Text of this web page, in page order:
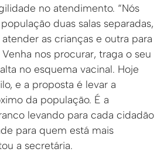
no atendimento. “Nós
duas salas separadas,
as crianças e outra para
nos procurar, traga o seu
no esquema vacinal. Hoje
e a proposta é levar a
da população. É a
levando para cada cidadão
para quem está mais
a secretária.